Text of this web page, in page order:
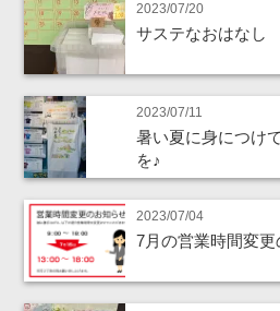
2023/07/20
サステなおはなし
2023/07/11
暑い夏に身につけ
を♪
2023/07/04
7月の営業時間変